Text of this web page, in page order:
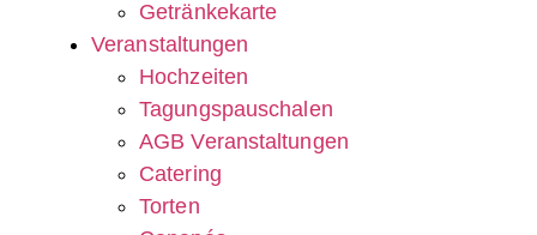
Getränkekarte
Veranstaltungen
Hochzeiten
Tagungspauschalen
AGB Veranstaltungen
Catering
Torten